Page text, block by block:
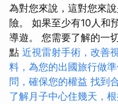
為對您來說，這對您來
險。 如果至少有10人和
導遊。 您需要了解的一
點 近視雷射手術，改善
料，為您的出國旅行做
問，確保您的權益 找到
了解月子中心住幾天，